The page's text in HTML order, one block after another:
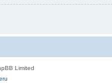
Limited